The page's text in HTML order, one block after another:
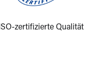
ISO-zertifizierte Qualität